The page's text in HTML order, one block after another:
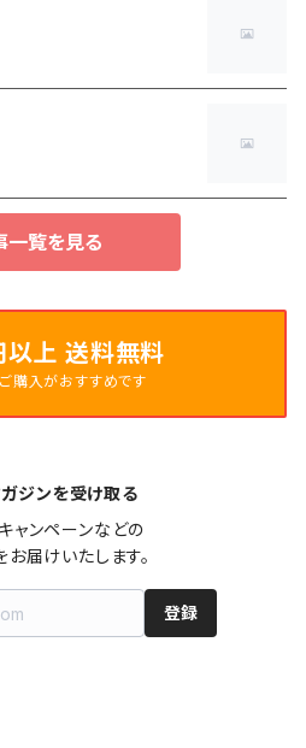
一覧を見る
上 送料無料
購入がおすすめです
ジンを受け取る
ャンペーンなどの
届けいたします。
登録